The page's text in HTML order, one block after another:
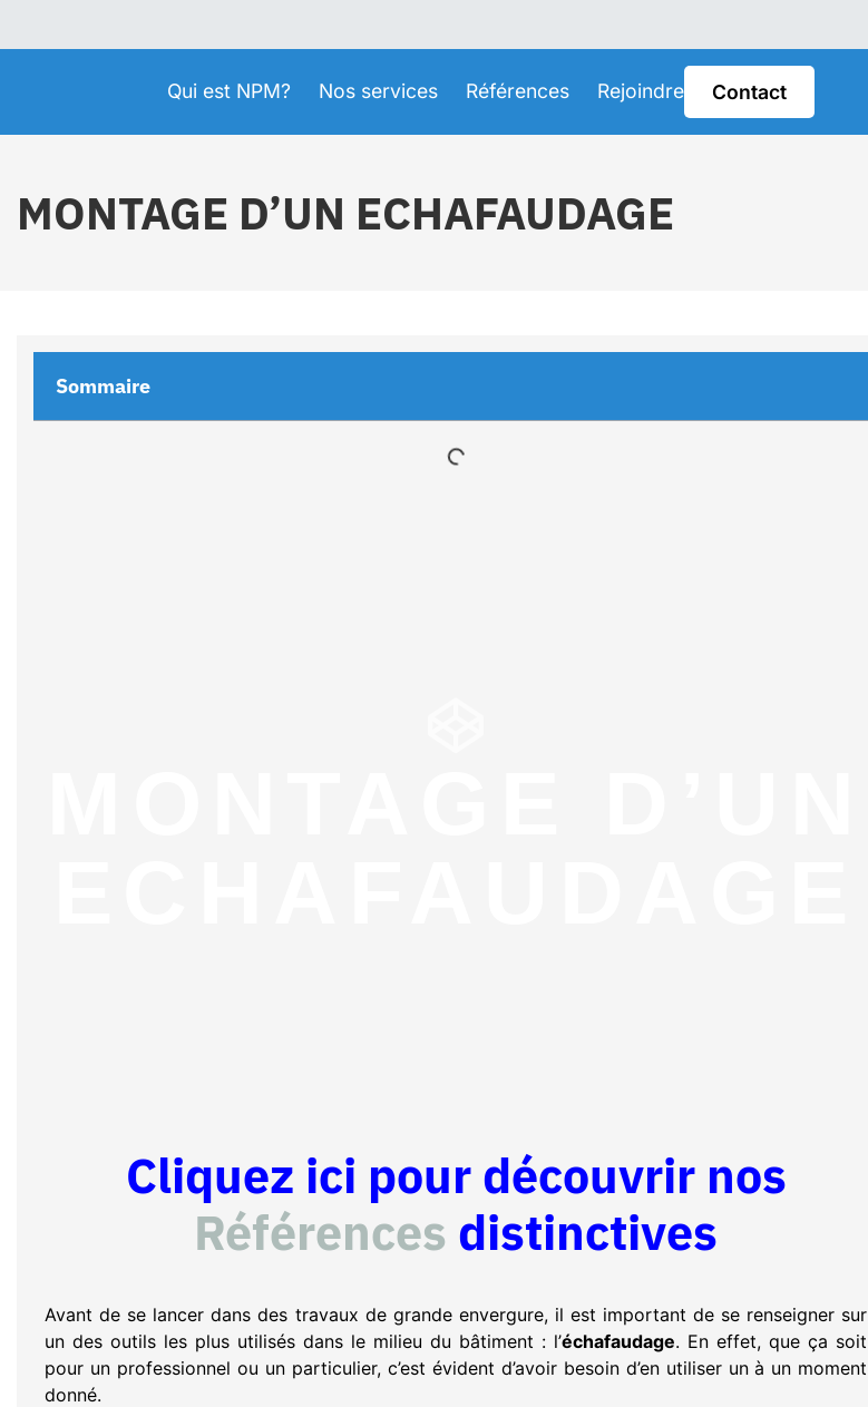
Qui est NPM? Nos services Références Rejoindre Contact
MONTAGE D’UN ECHAFAUDAGE
Sommaire
Cliquez ici pour découvrir nos
Références distinctives
Avant de se lancer dans des travaux de grande envergure, il est important de se renseigner sur
un des outils les plus utilisés dans le milieu du bâtiment : l’échafaudage. En effet, que ça soit
pour un professionnel ou un particulier, c’est évident d’avoir besoin d’en utiliser un à un moment
donné.